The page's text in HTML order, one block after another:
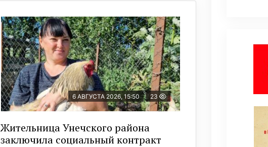
6 АВГУСТА 2026, 15:50 23
Жительница Унечского района
заключила социальный контракт